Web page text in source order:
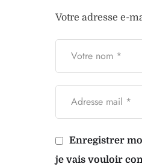
Votre adresse e-
Enregistrer
je vais vouloir